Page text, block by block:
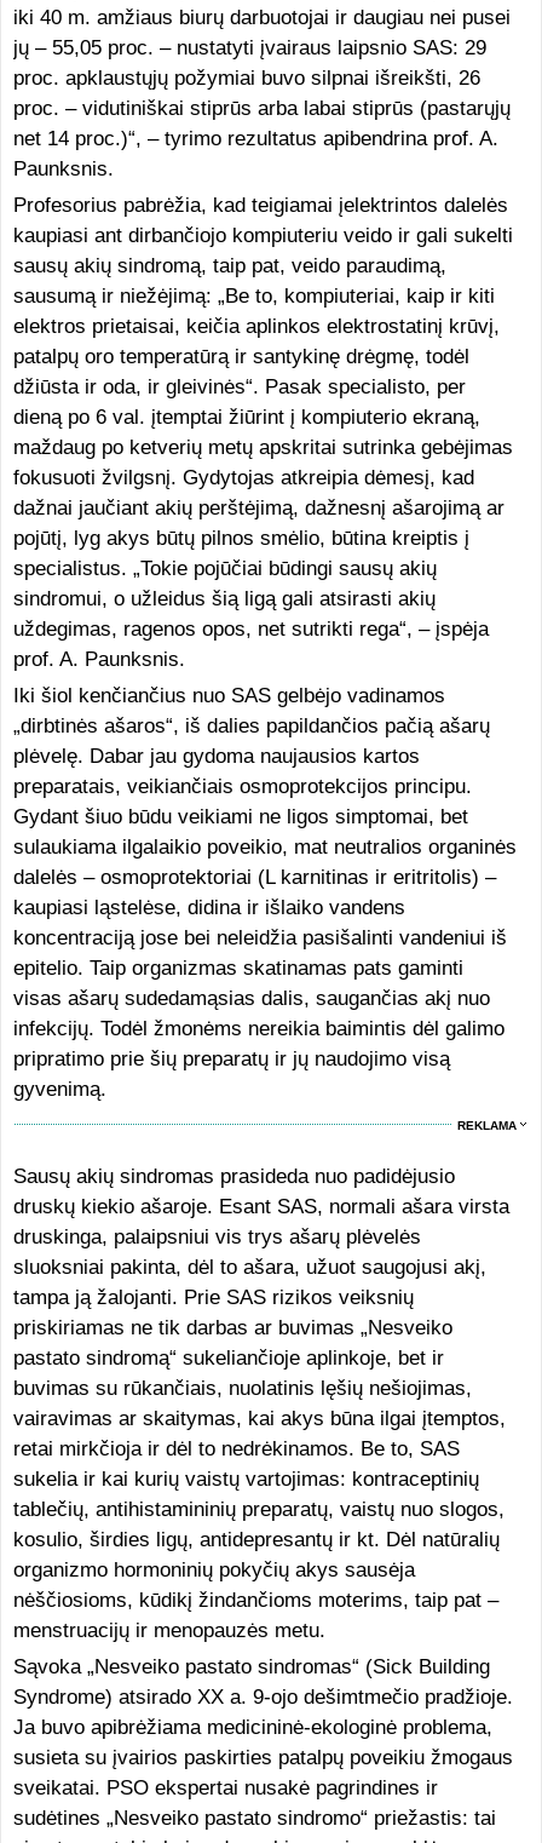
iki 40 m. amžiaus biurų darbuotojai ir daugiau nei pusei
jų – 55,05 proc. – nustatyti įvairaus laipsnio SAS: 29
proc. apklaustųjų požymiai buvo silpnai išreikšti, 26
proc. – vidutiniškai stiprūs arba labai stiprūs (pastarųjų
net 14 proc.)“, – tyrimo rezultatus apibendrina prof. A.
Paunksnis.
Profesorius pabrėžia, kad teigiamai įelektrintos dalelės
kaupiasi ant dirbančiojo kompiuteriu veido ir gali sukelti
sausų akių sindromą, taip pat, veido paraudimą,
sausumą ir niežėjimą: „Be to, kompiuteriai, kaip ir kiti
elektros prietaisai, keičia aplinkos elektrostatinį krūvį,
patalpų oro temperatūrą ir santykinę drėgmę, todėl
džiūsta ir oda, ir gleivinės“. Pasak specialisto, per
dieną po 6 val. įtemptai žiūrint į kompiuterio ekraną,
maždaug po ketverių metų apskritai sutrinka gebėjimas
fokusuoti žvilgsnį. Gydytojas atkreipia dėmesį, kad
dažnai jaučiant akių perštėjimą, dažnesnį ašarojimą ar
pojūtį, lyg akys būtų pilnos smėlio, būtina kreiptis į
specialistus. „Tokie pojūčiai būdingi sausų akių
sindromui, o užleidus šią ligą gali atsirasti akių
uždegimas, ragenos opos, net sutrikti rega“, – įspėja
prof. A. Paunksnis.
Iki šiol kenčiančius nuo SAS gelbėjo vadinamos
„dirbtinės ašaros“, iš dalies papildančios pačią ašarų
plėvelę. Dabar jau gydoma naujausios kartos
preparatais, veikiančiais osmoprotekcijos principu.
Gydant šiuo būdu veikiami ne ligos simptomai, bet
sulaukiama ilgalaikio poveikio, mat neutralios organinės
dalelės – osmoprotektoriai (L karnitinas ir eritritolis) –
kaupiasi ląstelėse, didina ir išlaiko vandens
koncentraciją jose bei neleidžia pasišalinti vandeniui iš
epitelio. Taip organizmas skatinamas pats gaminti
visas ašarų sudedamąsias dalis, saugančias akį nuo
infekcijų. Todėl žmonėms nereikia baimintis dėl galimo
pripratimo prie šių preparatų ir jų naudojimo visą
gyvenimą.
REKLAMA
Sausų akių sindromas prasideda nuo padidėjusio
druskų kiekio ašaroje. Esant SAS, normali ašara virsta
druskinga, palaipsniui vis trys ašarų plėvelės
sluoksniai pakinta, dėl to ašara, užuot saugojusi akį,
tampa ją žalojanti. Prie SAS rizikos veiksnių
priskiriamas ne tik darbas ar buvimas „Nesveiko
pastato sindromą“ sukeliančioje aplinkoje, bet ir
buvimas su rūkančiais, nuolatinis lęšių nešiojimas,
vairavimas ar skaitymas, kai akys būna ilgai įtemptos,
retai mirkčioja ir dėl to nedrėkinamos. Be to, SAS
sukelia ir kai kurių vaistų vartojimas: kontraceptinių
tablečių, antihistamininių preparatų, vaistų nuo slogos,
kosulio, širdies ligų, antidepresantų ir kt. Dėl natūralių
organizmo hormoninių pokyčių akys sausėja
nėščiosioms, kūdikį žindančioms moterims, taip pat –
menstruacijų ir menopauzės metu.
Sąvoka „Nesveiko pastato sindromas“ (Sick Building
Syndrome) atsirado XX a. 9-ojo dešimtmečio pradžioje.
Ja buvo apibrėžiama medicininė-ekologinė problema,
susieta su įvairios paskirties patalpų poveikiu žmogaus
sveikatai. PSO ekspertai nusakė pagrindines ir
sudėtines „Nesveiko pastato sindromo“ priežastis: tai